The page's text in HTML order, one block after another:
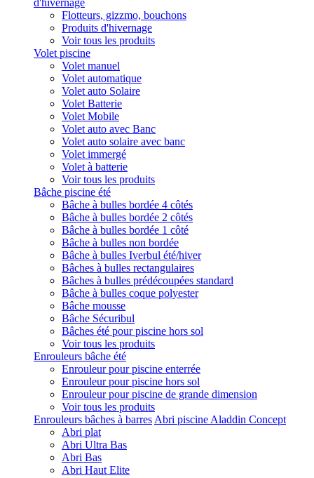
d'hivernage
Flotteurs, gizzmo, bouchons
Produits d'hivernage
Voir tous les produits
Volet piscine
Volet manuel
Volet automatique
Volet auto Solaire
Volet Batterie
Volet Mobile
Volet auto avec Banc
Volet auto solaire avec banc
Volet immergé
Volet à batterie
Voir tous les produits
Bâche piscine été
Bâche à bulles bordée 4 côtés
Bâche à bulles bordée 2 côtés
Bâche à bulles bordée 1 côté
Bâche à bulles non bordée
Bâche à bulles Iverbul été/hiver
Bâches à bulles rectangulaires
Bâches à bulles prédécoupées standard
Bâche à bulles coque polyester
Bâche mousse
Bâche Sécuribul
Bâches été pour piscine hors sol
Voir tous les produits
Enrouleurs bâche été
Enrouleur pour piscine enterrée
Enrouleur pour piscine hors sol
Enrouleur pour piscine de grande dimension
Voir tous les produits
Enrouleurs bâches à barres Abri piscine Aladdin Concept
Abri plat
Abri Ultra Bas
Abri Bas
Abri Haut Elite